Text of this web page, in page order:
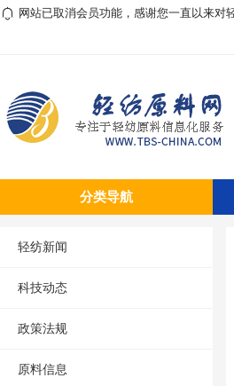
网站已取消会员功能，感谢您一直以来对
分类导航
轻纺新闻
科技动态
政策法规
原料信息